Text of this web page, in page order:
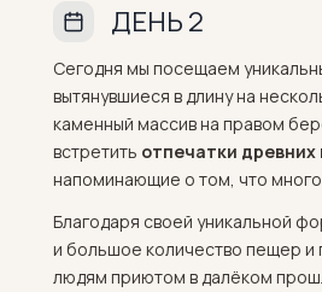
ДЕНЬ 2
Сегодня мы посещаем
вытянувшиеся в длину на
каменный массив на правом
встретить отпечатки
напоминающие о том, что
Благодаря своей уникальной
и большое количество пещер и
людям приютом в далёком